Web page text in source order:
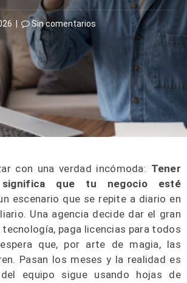
| Sin comentarios
con una verdad incómoda: Tener
que tu negocio esté
escenario que se repite a diario en
Una agencia decide dar el gran
paga licencias para todos
que, por arte de magia, las
Pasan los meses y la realidad es
equipo sigue usando hojas de